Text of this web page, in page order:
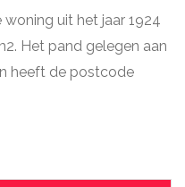
woning uit het jaar 1924
Het pand gelegen aan
heeft de postcode